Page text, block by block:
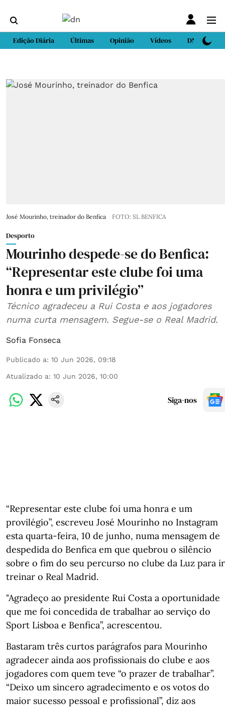
Edição Diária Últimas Opinião Vídeos DN Sport
José Mourinho, treinador do Benfica FOTO: SL BENFICA
Desporto
Mourinho despede-se do Benfica:
“Representar este clube foi uma
honra e um privilégio”
Técnico agradeceu a Rui Costa e aos jogadores
numa curta mensagem. Segue-se o Real Madrid.
Sofia Fonseca
Publicado a: 10 Jun 2026, 09:18
Atualizado a: 10 Jun 2026, 10:00
Siga-nos
“Representar este clube foi uma honra e um
provilégio”, escreveu José Mourinho no Instagram
esta quarta-feira, 10 de junho, numa mensagem de
despedida do Benfica em que quebrou o silêncio
sobre o fim do seu percurso no clube da Luz para ir
treinar o Real Madrid.
"Agradeço ao presidente Rui Costa a oportunidade
que me foi concedida de trabalhar ao serviço do
Sport Lisboa e Benfica”, acrescentou.
Bastaram três curtos parágrafos para Mourinho
agradecer ainda aos profissionais do clube e aos
jogadores com quem teve “o prazer de trabalhar”.
“Deixo um sincero agradecimento e os votos do
maior sucesso pessoal e profissional”, diz aos